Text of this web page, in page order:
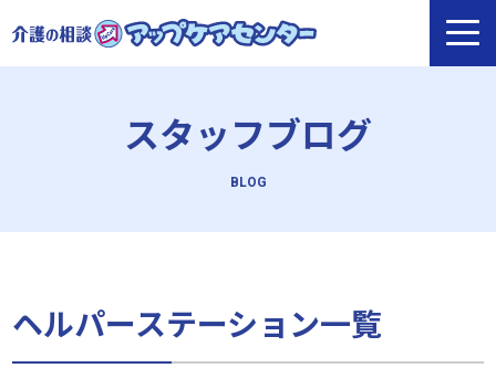
スタッフブログ
ヘルパーステーション一覧